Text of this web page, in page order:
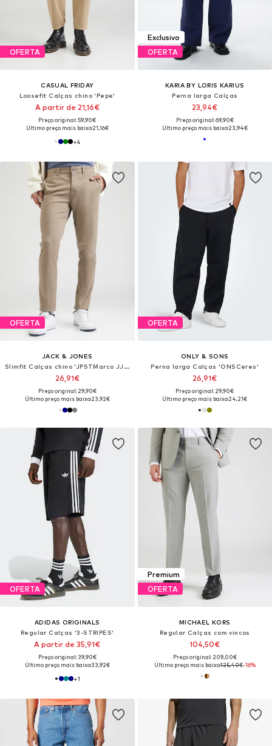
OFERTA
CASUAL FRIDAY
Loosefit Calças chino 'Pepe'
A partir de 21,16€
Preço original: 59,90€
Último preço mais baixo:21,16€
+4
Exclusivo
OFERTA
KARIA BY LORIS KARIUS
Perna larga Calças
23,94€
Preço original: 69,90€
Último preço mais baixo:23,94€
OFERTA
JACK & JONES
Slimfit Calças chino 'JPSTMarco JJDave'
26,91€
Preço original: 29,90€
Último preço mais baixo:23,92€
OFERTA
ONLY & SONS
Perna larga Calças 'ONSCeres'
26,91€
Preço original: 29,90€
Último preço mais baixo:24,21€
OFERTA
ADIDAS ORIGINALS
Regular Calças '3-STRIPES'
A partir de 35,91€
Preço original: 39,90€
Último preço mais baixo:33,92€
+1
Premium
OFERTA
MICHAEL KORS
Regular Calças com vincos
104,50€
Preço original: 209,00€
Último preço mais baixo:125,40€-16%